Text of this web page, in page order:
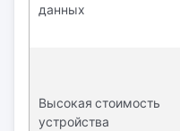
данных
Высокая стоимость
устройства